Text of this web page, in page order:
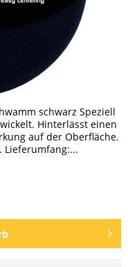
schwarz Speziell
Hinterlässt einen
auf der Oberfläche.
Lieferumfang:...